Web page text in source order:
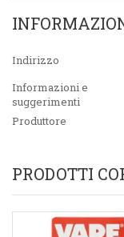
Indirizzo
Informazioni e
suggerimenti
Produttore
PRODOTTI